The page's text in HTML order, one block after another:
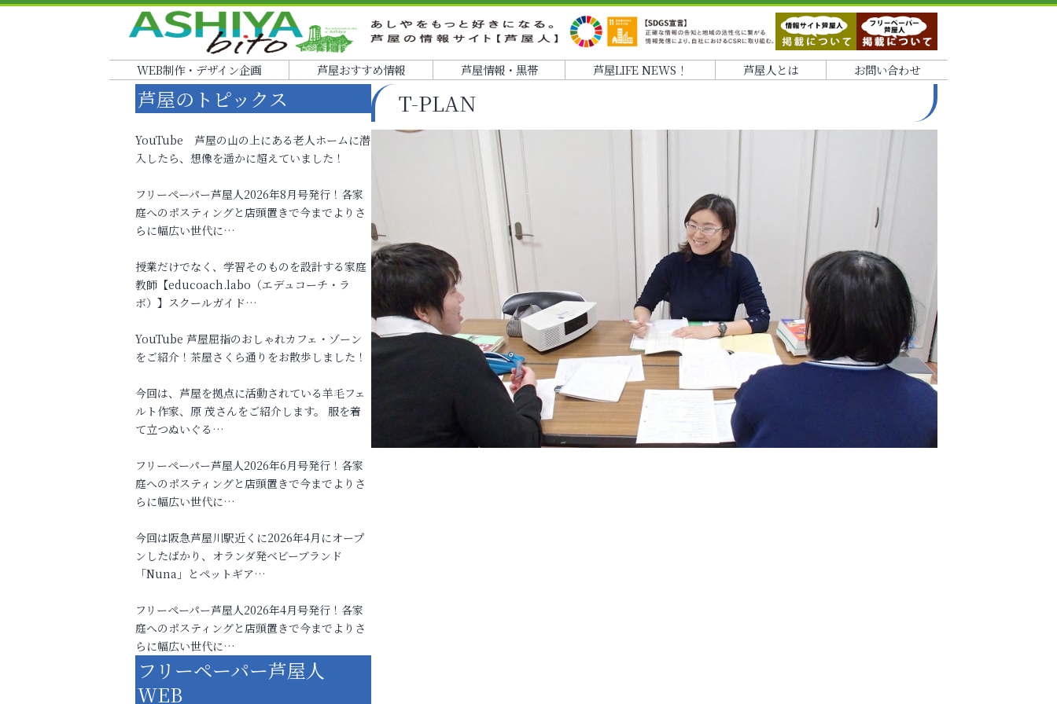
WEB制作・デザイン企画 芦屋おすすめ情報 芦屋情報・黒帯 芦屋LIFE NEWS！ 芦屋人とは お問い合わせ
T-PLAN
芦屋のトピックス
YouTube 芦屋の山の上にある老人ホームに潜
入したら、想像を遥かに超えていました！
フリーペーパー芦屋人2026年8月号発行！各家
庭へのポスティングと店頭置きで今までよりさ
らに幅広い世代に…
授業だけでなく、学習そのものを設計する家庭
教師【educoach.labo（エデュコーチ・ラ
ボ）】スクールガイド…
YouTube 芦屋屈指のおしゃれカフェ・ゾーン
をご紹介！茶屋さくら通りをお散歩しました！
今回は、芦屋を拠点に活動されている羊毛フェ
ルト作家、原 茂さんをご紹介します。 服を着
て立つぬいぐる…
フリーペーパー芦屋人2026年6月号発行！各家
庭へのポスティングと店頭置きで今までよりさ
らに幅広い世代に…
今回は阪急芦屋川駅近くに2026年4月にオープ
ンしたばかり、オランダ発ベビーブランド
「Nuna」とペットギア…
フリーペーパー芦屋人2026年4月号発行！各家
庭へのポスティングと店頭置きで今までよりさ
らに幅広い世代に…
フリーペーパー芦屋人
WEB